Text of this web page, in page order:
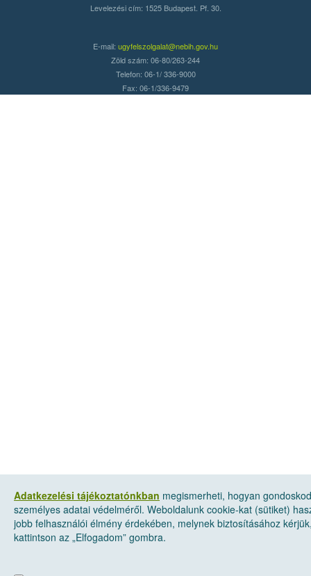
Adatkezelési tájékoztatónkban megismerheti, hogyan
személyes adatai védelméről. Weboldalunk cookie-kat (sütiket)
jobb felhasználói élmény érdekében, melynek biztosításához
kattintson az „Elfogadom” gombra.
Levelezési cím: 1525 Budapest. Pf. 30.
E-mail: ugyfelszolgalat@nebih.gov.hu
Zöld szám: 06-80/263-244
Telefon: 06-1/ 336-9000
Fax: 06-1/336-9479